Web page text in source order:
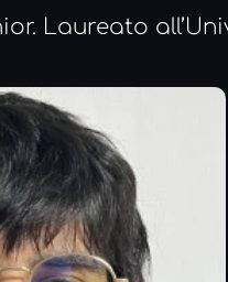
Laureato